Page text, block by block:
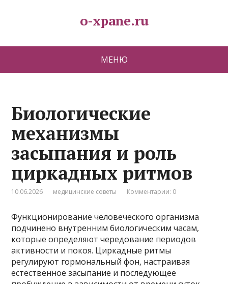
o-xpane.ru
МЕНЮ
Биологические
механизмы
засыпания и роль
циркадных ритмов
10.06.2026 медицинские советы Комментарии: 0
Функционирование человеческого организма
подчинено внутренним биологическим часам,
которые определяют чередование периодов
активности и покоя. Циркадные ритмы
регулируют гормональный фон, настраивая
естественное засыпание и последующее